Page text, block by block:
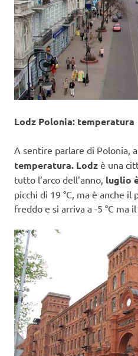
Lodz Polonia: temperatura
A sentire parlare di Polonia,
temperatura. Lodz è una
tutto l’arco dell’anno, luglio
picchi di 19 °C, ma è anche
freddo e si arriva a -5 °C ma